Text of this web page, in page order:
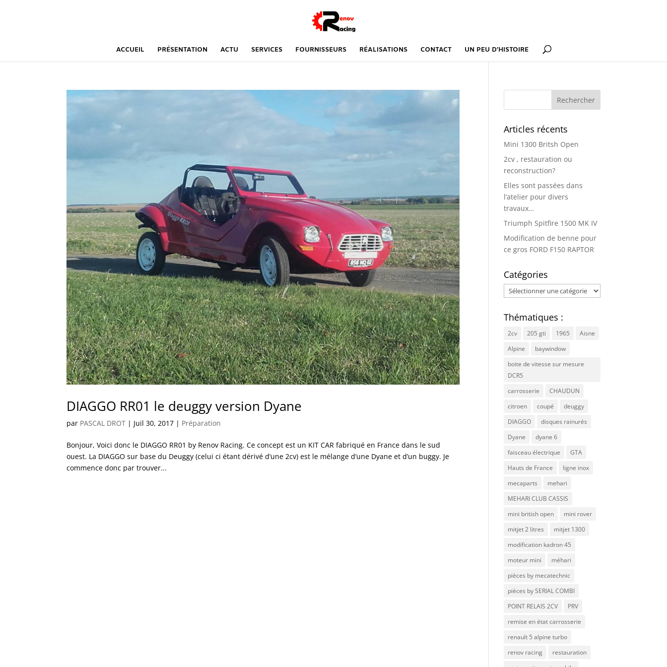
ACCUEIL PRÉSENTATION ACTU SERVICES FOURNISSEURS RÉALISATIONS CONTACT UN PEU D’HISTOIRE
DIAGGO RR01 le deuggy version Dyane
par PASCAL DROT | Juil 30, 2017 | Préparation
Bonjour, Voici donc le DIAGGO RR01 by Renov Racing. Ce concept est un KIT CAR fabriqué en France dans le sud
ouest. La DIAGGO sur base du Deuggy (celui ci étant dérivé d’une 2cv) est le mélange d’une Dyane et d’un buggy. Je
commence donc par trouver...
Articles récents
Mini 1300 Britsh Open
2cv , restauration ou
reconstruction?
Elles sont passées dans
l’atelier pour divers
travaux…
Triumph Spitfire 1500 MK IV
Modification de benne pour
ce gros FORD F150 RAPTOR
Catégories
Catégories
Thématiques :
2cv 205 gti 1965
Aisne
Alpine
baywindow
boite de vitesse sur mesure
DCR5
carrosserie
CHAUDUN
citroen
coupé
deuggy
DIAGGO
disques rainurés
Dyane
dyane 6
faisceau électrique
GTA
Hauts de France
ligne inox
mecaparts
mehari
MEHARI CLUB CASSIS
mini british open
mini rover
mitjet 2 litres
mitjet 1300
modification kadron 45
moteur mini
méhari
pièces by mecatechnic
pièces by SERIAL COMBI
POINT RELAIS 2CV
PRV
remise en état carrosserie
renault 5 alpine turbo
renov racing
restauration